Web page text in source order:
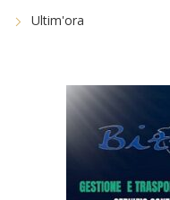
Ultim'ora